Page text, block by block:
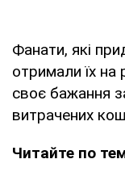
Фанати, які
отримали їх
своє бажання
витрачених
Читайте по